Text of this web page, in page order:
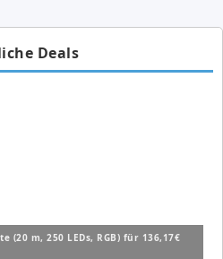
Deals
(20 m, 250 LEDs, RGB) für 136,17€